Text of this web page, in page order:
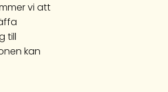
vi att
till
kan